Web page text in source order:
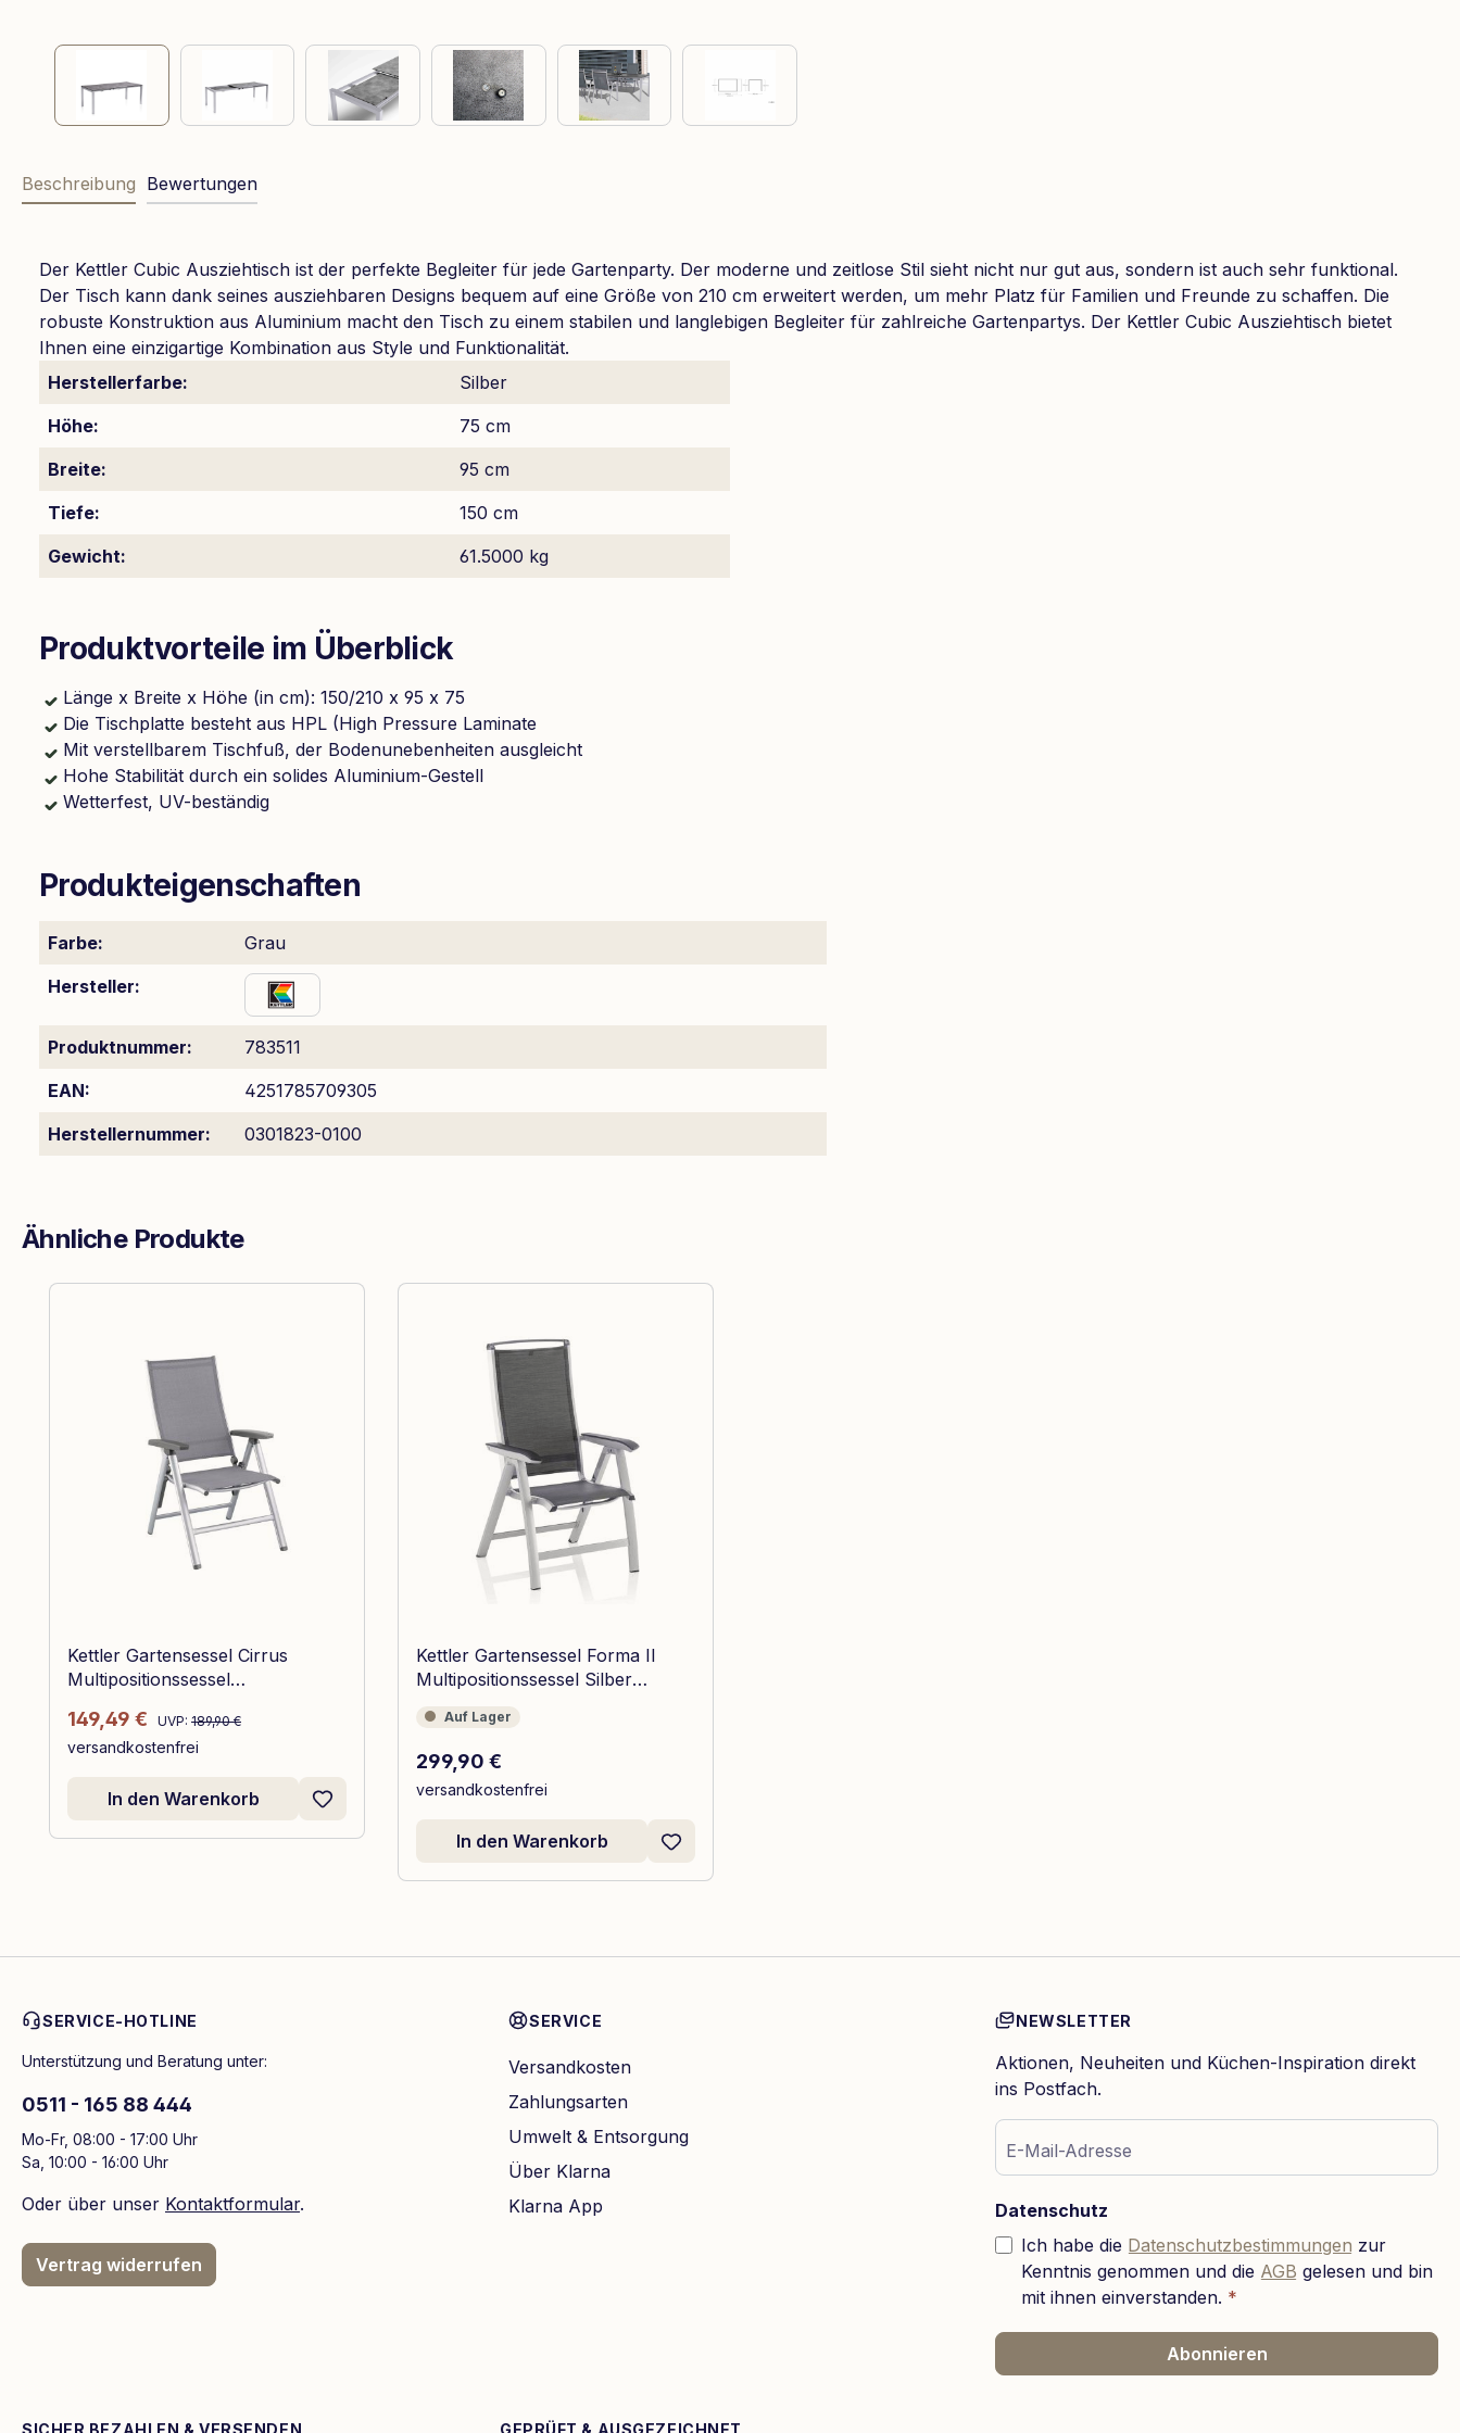
Beschreibung Bewertungen
Der Kettler Cubic Ausziehtisch ist der perfekte Begleiter für jede Gartenparty. Der moderne und zeitlose Stil sieht nicht nur gut aus, sondern ist auch sehr funktional.
Der Tisch kann dank seines ausziehbaren Designs bequem auf eine Größe von 210 cm erweitert werden, um mehr Platz für Familien und Freunde zu schaffen. Die
robuste Konstruktion aus Aluminium macht den Tisch zu einem stabilen und langlebigen Begleiter für zahlreiche Gartenpartys. Der Kettler Cubic Ausziehtisch bietet
Ihnen eine einzigartige Kombination aus Style und Funktionalität.
Herstellerfarbe:
Silber
Höhe:
75 cm
Breite:
95 cm
Tiefe:
150 cm
Gewicht:
61.5000 kg
Produktvorteile im Überblick
Länge x Breite x Höhe (in cm): 150/210 x 95 x 75
Die Tischplatte besteht aus HPL (High Pressure Laminate
Mit verstellbarem Tischfuß, der Bodenunebenheiten ausgleicht
Hohe Stabilität durch ein solides Aluminium-Gestell
Wetterfest, UV-beständig
Produkteigenschaften
Farbe:
Grau
Hersteller:
Produktnummer:
783511
EAN:
4251785709305
Herstellernummer:
0301823-0100
Ähnliche Produkte
Produktgalerie überspringen
Kettler Gartensessel Cirrus
Multipositionssessel
Verkaufspreis:
149,49 € Regulärer Preis:
UVP: 189,90 €
versandkostenfrei
In den Warenkorb
Kettler Gartensessel Forma II
Multipositionssessel Silber
Auf Lager
Auf Lager
Regulärer Preis:
299,90 €
versandkostenfrei
In den Warenkorb
SERVICE-HOTLINE
Unterstützung und Beratung unter:
0511 - 165 88 444
Mo-Fr, 08:00 - 17:00 Uhr
Sa, 10:00 - 16:00 Uhr
Oder über unser Kontaktformular.
Vertrag widerrufen
SERVICE
Versandkosten
Zahlungsarten
Umwelt & Entsorgung
Über Klarna
Klarna App
NEWSLETTER
Aktionen, Neuheiten und Küchen-Inspiration direkt
ins Postfach.
E-Mail-Adresse
Datenschutz
Ich habe die Datenschutzbestimmungen zur
Kenntnis genommen und die AGB gelesen und bin
mit ihnen einverstanden. *
Abonnieren